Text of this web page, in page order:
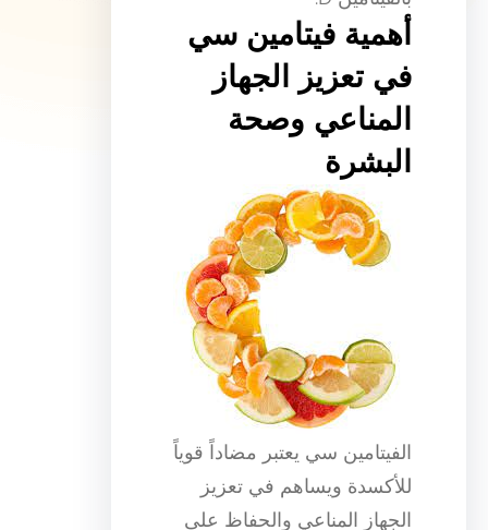
أهمية فيتامين سي
في تعزيز الجهاز
المناعي وصحة
البشرة
الفيتامين سي يعتبر مضاداً قوياً
للأكسدة ويساهم في تعزيز
الجهاز المناعي والحفاظ على